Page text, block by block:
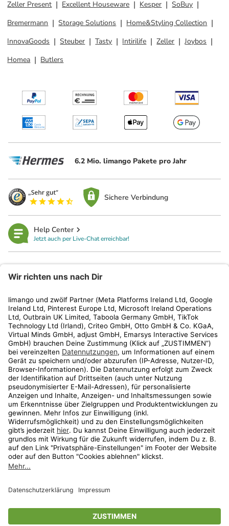
Zeller Present
Excellent Houseware Kesper
SoBuy
Bremermann
Storage Solutions
Home&Styling Collection
InnovaGoods
Steuber Tasty Intirilife Zeller
Joybos
Homea
Butlers
6.2 Mio. limango Pakete pro Jahr
Sichere Verbindung
Help Center
Jetzt auch per Live-Chat erreichbar!
Kundenservice
Shop
Aktionen
Travel